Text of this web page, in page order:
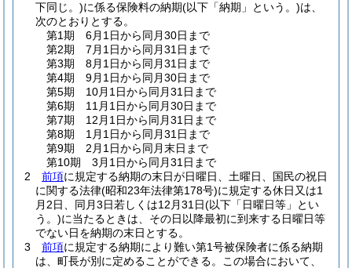
下同じ。)に係る保険料の納期(以下「納期」という。)は、
次のとおりとする。
第1期 6月1日から同月30日まで
第2期 7月1日から同月31日まで
第3期 8月1日から同月31日まで
第4期 9月1日から同月30日まで
第5期 10月1日から同月31日まで
第6期 11月1日から同月30日まで
第7期 12月1日から同月31日まで
第8期 1月1日から同月31日まで
第9期 2月1日から同月末日まで
第10期 3月1日から同月31日まで
2
前項に規定する納期の末日が日曜日、土曜日、国民の祝日
に関する法律(昭和23年法律第178号)に規定する休日又は1
月2日、同月3日若しくは12月31日(以下「日曜日等」とい
う。)に当たるときは、その日以降最初に到来する日曜日等
でない日を納期の末日とする。
3
前項に規定する納期により難い第1号被保険者に係る納期
は、町長が別に定めることができる。
この場合において、